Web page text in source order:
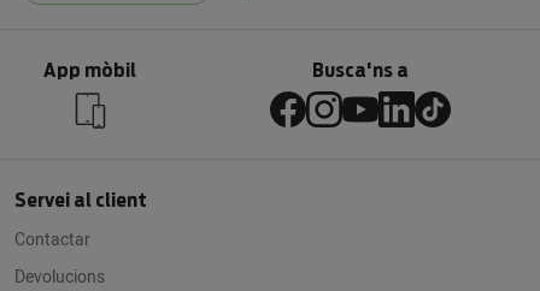
App mòbil Busca'ns a
Servei al client
Contactar
Devolucions